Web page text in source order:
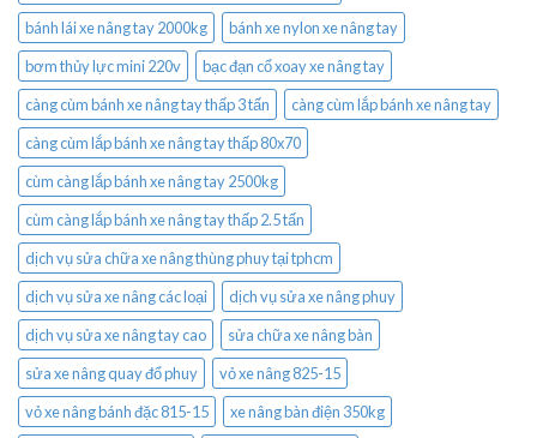
bánh lái xe nâng tay 2000kg
bánh xe nylon xe nâng tay
bơm thủy lực mini 220v
bạc đạn cổ xoay xe nâng tay
càng cùm bánh xe nâng tay thấp 3 tấn
càng cùm lắp bánh xe nâng tay
càng cùm lắp bánh xe nâng tay thấp 80x70
cùm càng lắp bánh xe nâng tay 2500kg
cùm càng lắp bánh xe nâng tay thấp 2.5 tấn
dịch vụ sửa chữa xe nâng thùng phuy tại tphcm
dịch vụ sửa xe nâng các loại
dịch vụ sửa xe nâng phuy
dịch vụ sửa xe nâng tay cao
sửa chữa xe nâng bàn
sửa xe nâng quay đổ phuy
vỏ xe nâng 825-15
vỏ xe nâng bánh đặc 815-15
xe nâng bàn điện 350kg